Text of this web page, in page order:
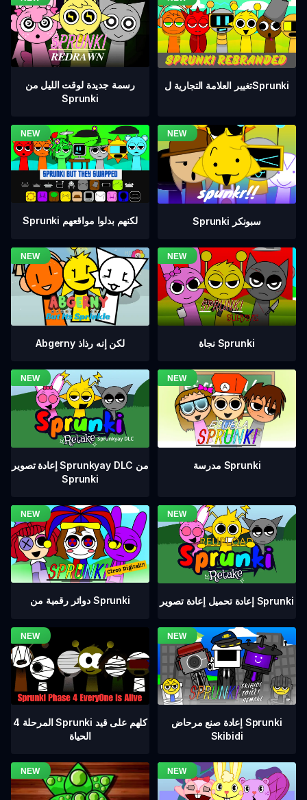
رسمة جديدة لوقت الليل من
Sprunki
تغيير العلامة التجارية لSprunki
Sprunki لكنهم بدلوا مواقعهم Sprunki سبونكر
Abgerny لكن إنه رذاذ نجاة Sprunki
إعادة تصوير Sprunkyay DLC من
Sprunki
مدرسة Sprunki
دوائر رقمية من Sprunki إعادة تحميل إعادة تصوير Sprunki
المرحلة 4 Sprunki كلهم على قيد
الحياة
إعادة صنع مرحاض Sprunki
Skibidi